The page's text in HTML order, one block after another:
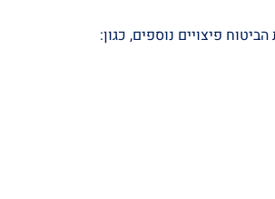
פיצויים נוספים, כגון: